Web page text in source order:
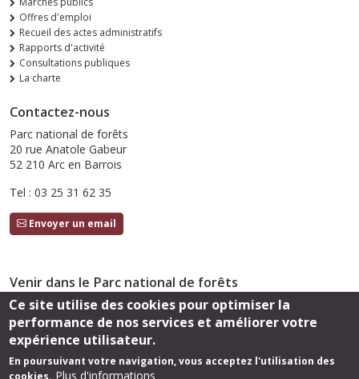
Offres d'emploi
Recueil des actes administratifs
Rapports d'activité
Consultations publiques
La charte
Contactez-nous
Parc national de forêts
20 rue Anatole Gabeur
52 210 Arc en Barrois
Tel : 03 25 31 62 35
Envoyer un email
Venir dans le Parc national de forêts
Accès
Suivez-nous
Ce site utilise des cookies pour optimiser la
performance de nos services et améliorer votre
expérience utilisateur.
En poursuivant votre navigation, vous acceptez l'utilisation des
cookies. Plus d'informations